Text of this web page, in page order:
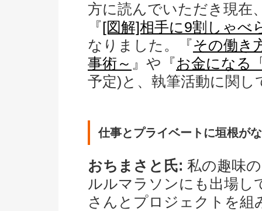
方に読んでいただき現在
『[図解]相手に9割しゃべ
なりました。『その働き
事術～ 』や『お金になる
予定)と、執筆活動に関
仕事とプライベートに垣根が
おちまさと氏: 私の趣味
ルルマラソンにも出場し
さんとプロジェクトを